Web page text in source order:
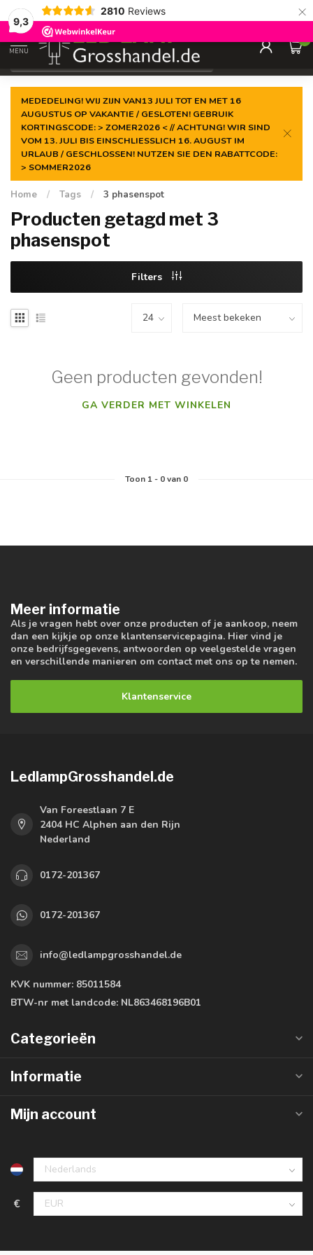
9,3
2810 Reviews ×
Gegarandeerde delaagste prijs
MENU
0
MEDEDELING! WIJ ZIJN VAN13 JULI TOT EN MET 16
AUGUSTUS OP VAKANTIE / GESLOTEN! GEBRUIK
KORTINGSCODE: > ZOMER2026 < // ACHTUNG! WIR SIND
VOM 13. JULI BIS EINSCHLIESSLICH 16. AUGUST IM
URLAUB / GESCHLOSSEN! NUTZEN SIE DEN RABATTCODE:
> SOMMER2026
Home / Tags / 3 phasenspot
Producten getagd met 3
phasenspot
Filters
Geen producten gevonden!
GA VERDER MET WINKELEN
Toon 1- 0van 0
Meer informatie
Als je vragen hebt over onze producten of je aankoop, neem
dan een kijkje op onze klantenservicepagina. Hier vind je
onze bedrijfsgegevens, antwoorden op veelgestelde vragen
en verschillende manieren om contact met ons op te nemen.
Klantenservice
LedlampGrosshandel.de
Van Foreestlaan 7 E
2404 HC Alphen aan den Rijn
Nederland
0172-201367
0172-201367
info@ledlampgrosshandel.de
KVK nummer: 85011584
BTW-nr met landcode: NL863468196B01
Categorieën
Informatie
Mijn account
€